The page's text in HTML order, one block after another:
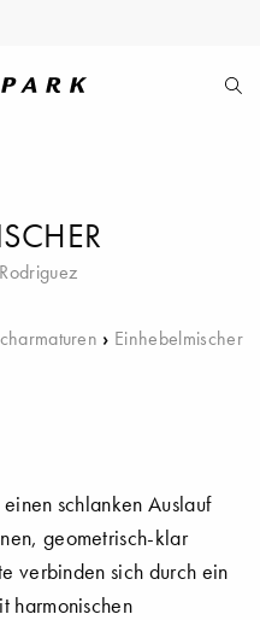
› Einhebelmischer
schlanken Auslauf
geometrisch-klar
verbinden sich durch ein
harmonischen